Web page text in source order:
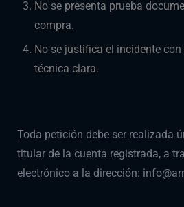
No se presenta prueba
compra.
No se justifica el incidente
técnica clara.
Toda petición debe ser realizada
titular de la cuenta registrada, a
electrónico a la dirección: